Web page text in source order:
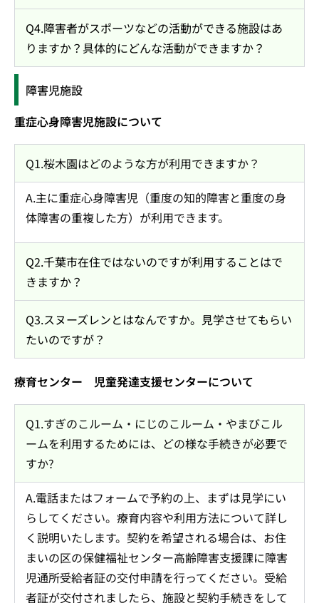
Q4.障害者がスポーツなどの活動ができる施設はあ
りますか？具体的にどんな活動ができますか？
障害児施設
重症心身障害児施設について
Q1.桜木園はどのような方が利用できますか？
A.主に重症心身障害児（重度の知的障害と重度の身
体障害の重複した方）が利用できます。
Q2.千葉市在住ではないのですが利用することはで
きますか？
Q3.スヌーズレンとはなんですか。見学させてもらい
たいのですが？
療育センター 児童発達支援センターについて
Q1.すぎのこルーム・にじのこルーム・やまびこル
ームを利用するためには、どの様な手続きが必要で
すか?
A.電話またはフォームで予約の上、まずは見学にい
らしてください。療育内容や利用方法について詳し
く説明いたします。契約を希望される場合は、お住
まいの区の保健福祉センター高齢障害支援課に障害
児通所受給者証の交付申請を行ってください。受給
者証が交付されましたら、施設と契約手続きをして